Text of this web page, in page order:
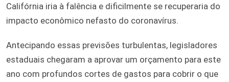
Califórnia iria à falência e dificilmente se recuperaria do
impacto econômico nefasto do coronavírus.
Antecipando essas previsões turbulentas, legisladores
estaduais chegaram a aprovar um orçamento para este
ano com profundos cortes de gastos para cobrir o que